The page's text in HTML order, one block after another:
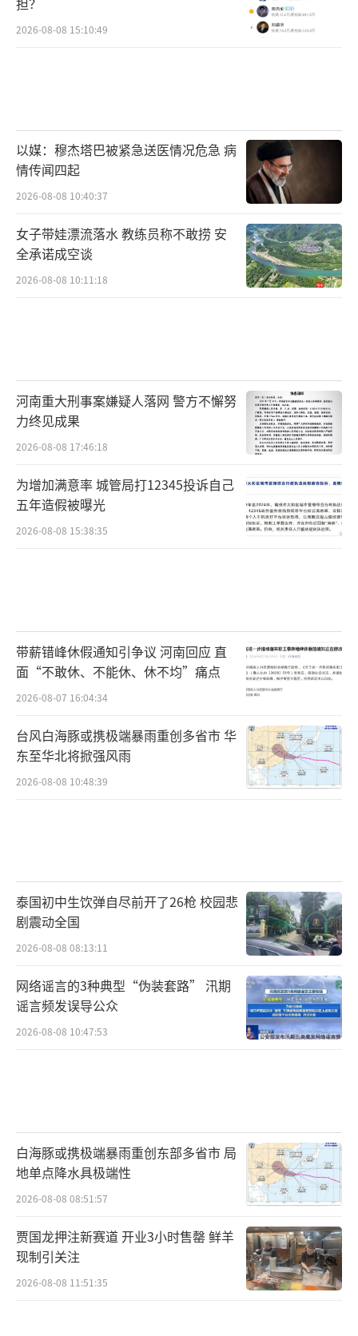
济冲击”。
——原油价格或在100美元附近维持相对稳定，
而成品油裂解价差持续走阔，通过燃油价格直
接冲击消费者、航空公司与物流体系。 （责任编
2026-08-08 15:10:49
以媒：穆杰塔巴被紧急送医情况危急 病
情传闻四起
2026-08-08 10:40:37
女子带娃漂流落水 教练员称不敢捞 安
全承诺成空谈
2026-08-08 10:11:18
河南重大刑事案嫌疑人落网 警方不懈努
力终见成果
2026-08-08 17:46:18
为增加满意率 城管局打12345投诉自己
五年造假被曝光
2026-08-08 15:38:35
带薪错峰休假通知引争议 河南回应 直
面“不敢休、不能休、休不均”痛点
2026-08-07 16:04:34
台风白海豚或携极端暴雨重创多省市 华
东至华北将掀强风雨
2026-08-08 10:48:39
泰国初中生饮弹自尽前开了26枪 校园悲
剧震动全国
2026-08-08 08:13:11
网络谣言的3种典型“伪装套路” 汛期
谣言频发误导公众
2026-08-08 10:47:53
白海豚或携极端暴雨重创东部多省市 局
地单点降水具极端性
2026-08-08 08:51:57
贾国龙押注新赛道 开业3小时售罄 鲜羊
现制引关注
2026-08-08 11:51:35